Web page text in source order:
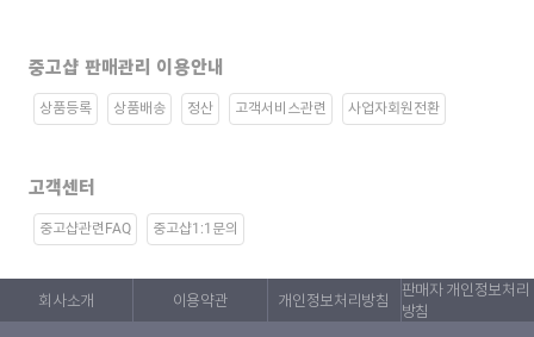
중고샵 판매관리 이용안내
상품등록 상품배송 정산 고객서비스관련 사업자회원전환
고객센터
중고샵관련FAQ 중고샵1:1문의
회사소개 이용약관 개인정보처리방침
판매자 개인정보처리
방침